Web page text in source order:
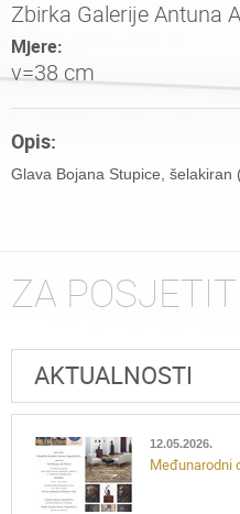
Zbirka Galerije Antuna
Mjere:
v=38 cm
Opis:
Glava Bojana Stupice, šelakiran
ZA
AKTUALNOSTI
12.05.2026.
Međunarodni